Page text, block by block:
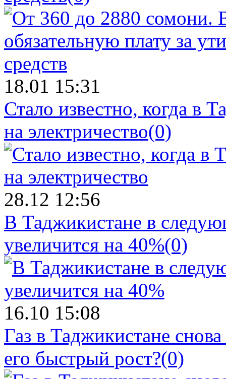
18.01 15:31
Стало известно, когда в
на электричество(0)
28.12 12:56
В Таджикистане в
увеличится на 40%(0)
16.10 15:08
Газ в Таджикистане
его быстрый рост?(0)